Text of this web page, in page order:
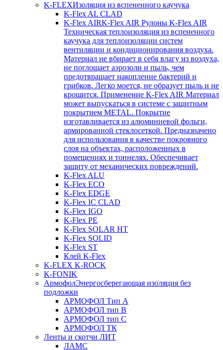
K-FLEXИзоляция из вспененного каучука
K-Flex AL CLAD
K-Flex AIRK-Flex AIR Рулоны K-Flex AIR
Техническая теплоизоляция из вспененного
каучука для теплоизоляции систем
вентиляции и кондиционирования воздуха.
Материал не вбирает в себя влагу из воздуха,
не поглощает аэрозоли и пыль, чем
предотвращает накопление бактерий и
грибков. Легко моется, не образует пыль и не
крошится. Применение K-Flex AIR Материал
может выпускаться в системе c защитным
покрытием METAL. Покрытие
изготавливается из алюминиевой фольги,
армированной стеклосеткой. Предназначено
для использования в качестве покровного
слоя на объектах, расположенных в
помещениях и тоннелях. Обеспечивает
защиту от механических повреждений.
K-Flex ALU
K-Flex ECO
K-Flex EDGE
K-Flex IC CLAD
K-Flex IGO
K-Flex PE
K-Flex SOLAR HT
K-Flex SOLID
K-Flex ST
Клей K-Flex
K-FLEX K-ROCK
K-FONIK
АрмофолЭнергосберегающая изоляция без
подложки
АРМОФОЛ Тип А
АРМОФОЛ тип В
АРМОФОЛ тип C
АРМОФОЛ ТК
Ленты и скотчи ЛИТ
ЛАМС